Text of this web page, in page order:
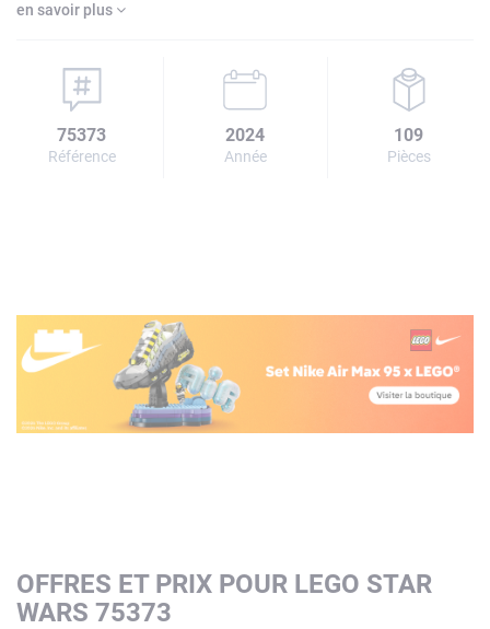
en savoir plus
75373
Référence
2024
Année
109
Pièces
OFFRES ET PRIX POUR LEGO STAR
WARS 75373